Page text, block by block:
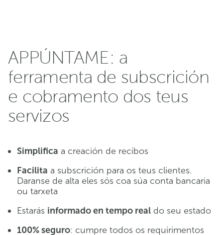
APPÚNTAME: a
ferramenta de subscrición
e cobramento dos teus
servizos
Simplifica a creación de recibos
Facilita a subscrición para os teus clientes.
Daranse de alta eles sós coa súa conta bancaria
ou tarxeta
Estarás informado en tempo real do seu estado
100% seguro: cumpre todos os requirimentos